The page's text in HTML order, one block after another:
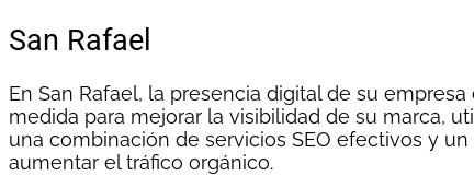
San Rafael
En San Rafael, la presencia digital de su
medida para mejorar la visibilidad de su marca,
una combinación de servicios SEO efectivos y
aumentar el tráfico orgánico.